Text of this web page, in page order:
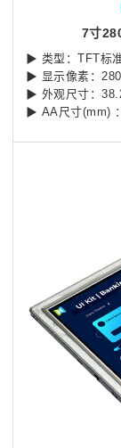
7寸
▶ 类型：TFT标
▶ 显示像素：
▶ 外观尺寸：
▶ AA尺寸(mm)